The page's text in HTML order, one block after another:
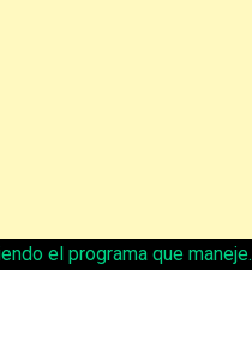
el programa que maneje.